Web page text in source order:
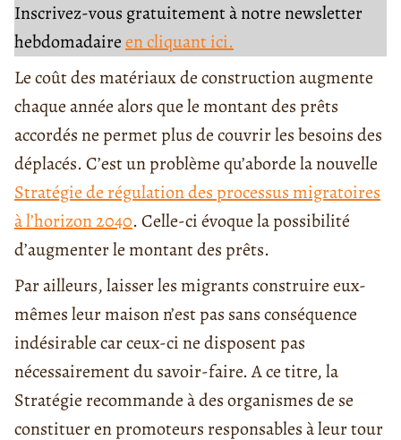
Inscrivez-vous gratuitement à notre newsletter
hebdomadaireen cliquant ici.
Le coût des matériaux de construction augmente
chaque année alors que le montant des prêts
accordés ne permet plus de couvrir les besoins des
déplacés. C’est un problème qu’aborde la nouvelle
Stratégie de régulation des processus migratoires
à l’horizon 2040. Celle-ci évoque la possibilité
d’augmenter le montant des prêts.
Par ailleurs, laisser les migrants construire eux-
mêmes leur maison n’est pas sans conséquence
indésirable car ceux-ci ne disposent pas
nécessairement du savoir-faire. A ce titre, la
Stratégie recommande à des organismes de se
constituer en promoteurs responsables à leur tour